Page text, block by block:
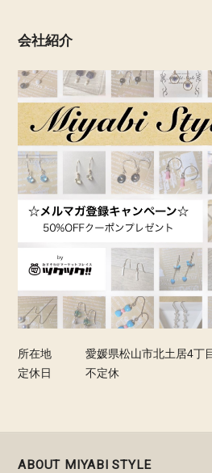
会社紹介
所在地
愛媛県松山市北土居4丁
定休日
不定休
ABOUT MIYABI STYLE